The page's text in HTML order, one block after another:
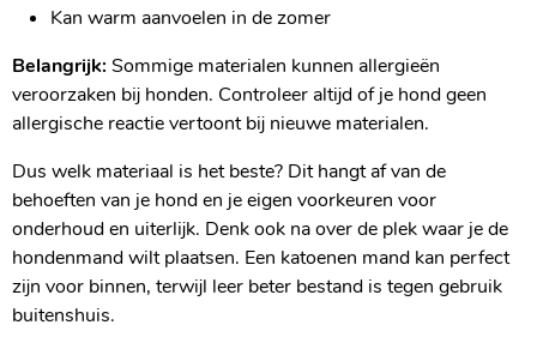
Kan warm aanvoelen in de zomer
Belangrijk: Sommige materialen kunnen allergieën
veroorzaken bij honden. Controleer altijd of je hond geen
allergische reactie vertoont bij nieuwe materialen.
Dus welk materiaal is het beste? Dit hangt af van de
behoeften van je hond en je eigen voorkeuren voor
onderhoud en uiterlijk. Denk ook na over de plek waar je de
hondenmand wilt plaatsen. Een katoenen mand kan perfect
zijn voor binnen, terwijl leer beter bestand is tegen gebruik
buitenshuis.